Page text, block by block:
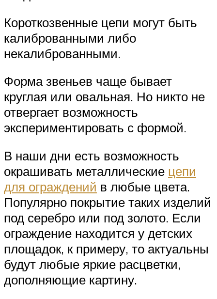
Короткозвенные цепи могут быть
калиброванными либо
некалиброванными.
Форма звеньев чаще бывает
круглая или овальная. Но никто не
отвергает возможность
экспериментировать с формой.
В наши дни есть возможность
окрашивать металлические цепи
для ограждений в любые цвета.
Популярно покрытие таких изделий
под серебро или под золото. Если
ограждение находится у детских
площадок, к примеру, то актуальны
будут любые яркие расцветки,
дополняющие картину.